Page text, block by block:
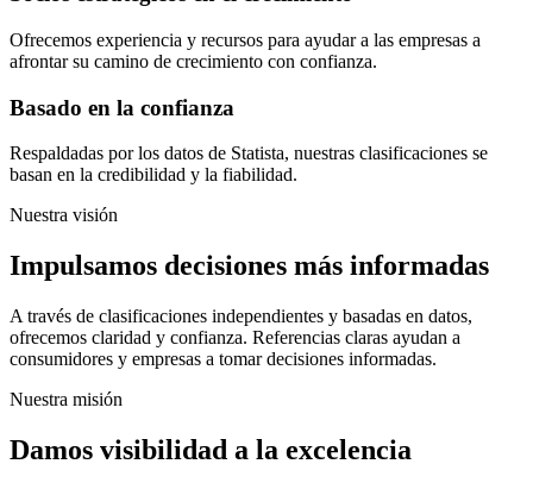
Ofrecemos experiencia y recursos para ayudar a las empresas a
afrontar su camino de crecimiento con confianza.
Basado en la confianza
Respaldadas por los datos de Statista, nuestras clasificaciones se
basan en la credibilidad y la fiabilidad.
Nuestra visión
Impulsamos decisiones más informadas
A través de clasificaciones independientes y basadas en datos,
ofrecemos claridad y confianza. Referencias claras ayudan a
consumidores y empresas a tomar decisiones informadas.
Nuestra misión
Damos visibilidad a la excelencia